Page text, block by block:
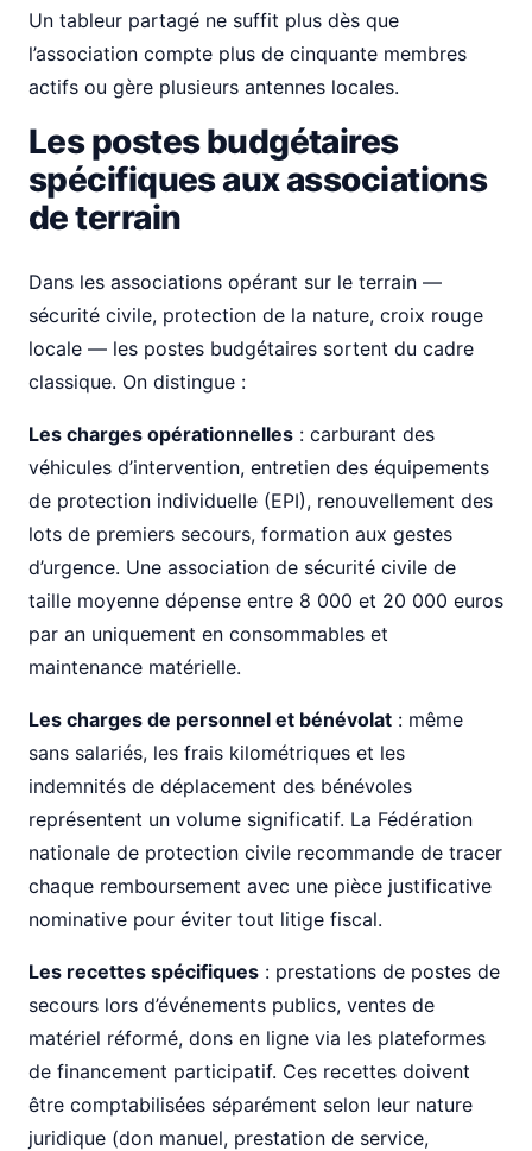
Un tableur partagé ne suffit plus dès que
l’association compte plus de cinquante membres
actifs ou gère plusieurs antennes locales.
Les postes budgétaires
spécifiques aux associations
de terrain
Dans les associations opérant sur le terrain —
sécurité civile, protection de la nature, croix rouge
locale — les postes budgétaires sortent du cadre
classique. On distingue :
Les charges opérationnelles : carburant des
véhicules d’intervention, entretien des équipements
de protection individuelle (EPI), renouvellement des
lots de premiers secours, formation aux gestes
d’urgence. Une association de sécurité civile de
taille moyenne dépense entre 8 000 et 20 000 euros
par an uniquement en consommables et
maintenance matérielle.
Les charges de personnel et bénévolat : même
sans salariés, les frais kilométriques et les
indemnités de déplacement des bénévoles
représentent un volume significatif. La Fédération
nationale de protection civile recommande de tracer
chaque remboursement avec une pièce justificative
nominative pour éviter tout litige fiscal.
Les recettes spécifiques : prestations de postes de
secours lors d’événements publics, ventes de
matériel réformé, dons en ligne via les plateformes
de financement participatif. Ces recettes doivent
être comptabilisées séparément selon leur nature
juridique (don manuel, prestation de service,